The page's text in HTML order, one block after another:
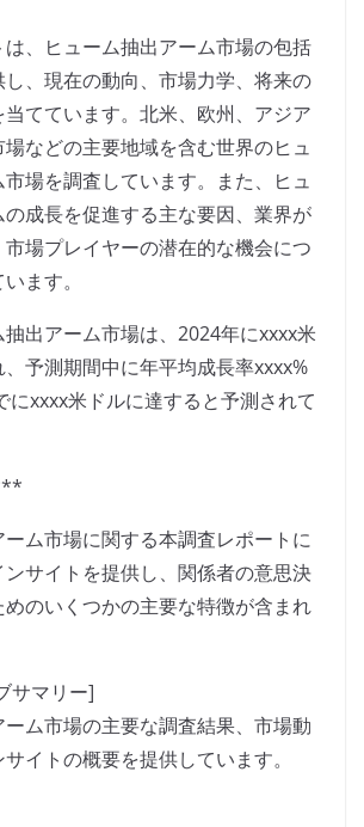
、ヒューム抽出アーム市場の包括
、現在の動向、市場力学、将来の
当てています。北米、欧州、アジア
などの主要地域を含む世界のヒュ
場を調査しています。また、ヒュ
成長を促進する主な要因、業界が
場プレイヤーの潜在的な機会につ
ます。
出アーム市場は、2024年にxxxx米
、予測期間中に年平均成長率xxxx%
にxxxx米ドルに達すると予測されて
ーム市場に関する本調査レポートに
サイトを提供し、関係者の意思決
のいくつかの主要な特徴が含まれ
サマリー]
ーム市場の主要な調査結果、市場動
イトの概要を提供しています。